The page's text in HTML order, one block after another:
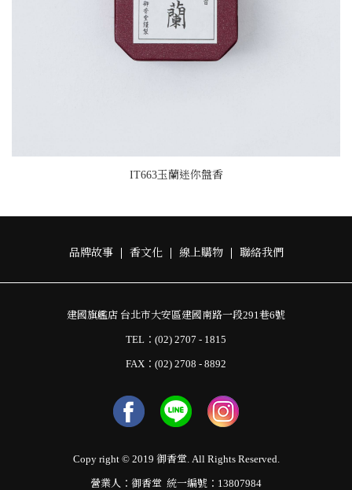
IT663玉蘭迷你盤香
品牌故事 香文化 線上購物 聯絡我們
建國旗艦店 台北市大安區建國南路一段291巷6號
TEL：(02) 2707 - 1815
FAX：(02) 2708 - 8892
Copy right © 2019 御香堂. All Rights Reserved.
營業人：御香堂 統一編號：13807984